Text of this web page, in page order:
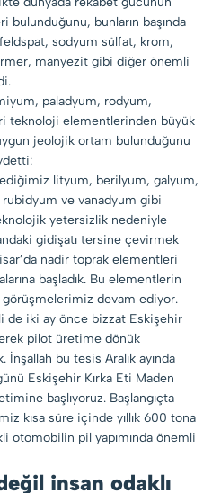
bunların başında
sodyum sülfat, krom,
manyezit gibi diğer önemli
paladyum, rodyum,
teknoloji elementlerinden büyük
jeolojik ortam bulunduğunu
lityum, berilyum, galyum,
ve vanadyum gibi
yetersizlik nedeniyle
gidişatı tersine çevirmek
nadir toprak elementleri
başladık. Bu elementlerin
devam ediyor.
de iki ay önce bizzat Eskişehir
pilot üretime dönük
bu tesis Aralık ayında
Eskişehir Kırka Eti Maden
başlıyoruz. Başlangıçta
kısa süre içinde yıllık 600 tona
otomobilin pil yapımında önemli
insan odaklı